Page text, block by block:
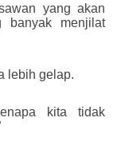
yang akan
banyak menjilat
lebih gelap.
kita tidak